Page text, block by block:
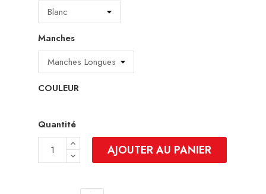
Manches
COULEUR
Quantité
AJOUTER AU PANIER